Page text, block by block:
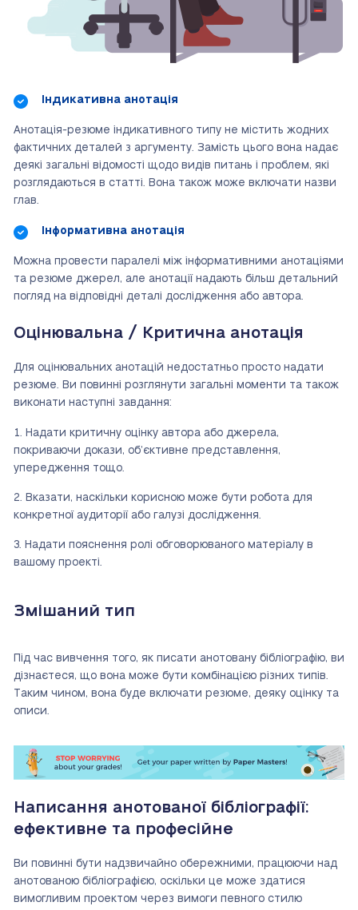
Індикативна анотація
Анотація-резюме індикативного типу не містить жодних
фактичних деталей з аргументу. Замість цього вона надає
деякі загальні відомості щодо видів питань і проблем, які
розглядаються в статті. Вона також може включати назви
глав.
Інформативна анотація
Можна провести паралелі між інформативними анотаціями
та резюме джерел, але анотації надають більш детальний
погляд на відповідні деталі дослідження або автора.
Оцінювальна / Критична анотація
Для оцінювальних анотацій недостатньо просто надати
резюме. Ви повинні розглянути загальні моменти та також
виконати наступні завдання:
Надати критичну оцінку автора або джерела,
покриваючи докази, об’єктивне представлення,
упередження тощо.
Вказати, наскільки корисною може бути робота для
конкретної аудиторії або галузі дослідження.
Надати пояснення ролі обговорюваного матеріалу в
вашому проекті.
Змішаний тип
Під час вивчення того, як писати анотовану бібліографію, ви
дізнаєтеся, що вона може бути комбінацією різних типів.
Таким чином, вона буде включати резюме, деяку оцінку та
описи.
Написання анотованої бібліографії:
ефективне та професійне
Ви повинні бути надзвичайно обережними, працюючи над
анотованою бібліографією, оскільки це може здатися
вимогливим проектом через вимоги певного стилю